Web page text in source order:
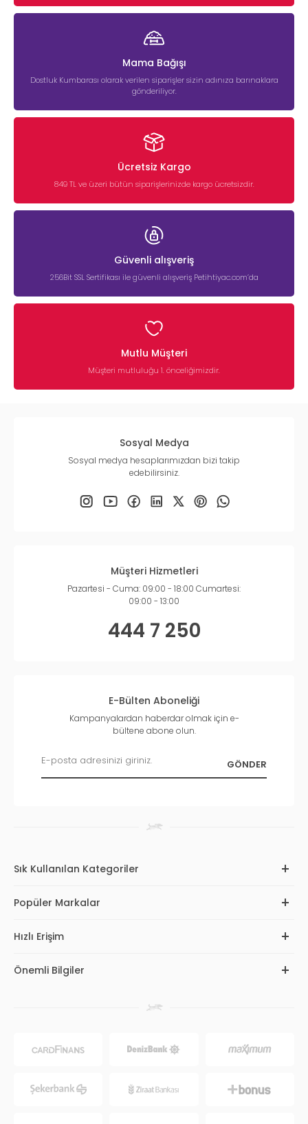
Mama Bağışı
Dostluk Kumbarası olarak verilen siparişler sizin adınıza barınaklara
gönderiliyor.
Ücretsiz Kargo
849 TL ve üzeri bütün siparişlerinizde kargo ücretsizdir.
Güvenli alışveriş
256Bit SSL Sertifikası ile güvenli alışveriş Petihtiyac.com’da
Mutlu Müşteri
Müşteri mutluluğu 1. önceliğimizdir.
Sosyal Medya
Sosyal medya hesaplarımızdan bizi takip
edebilirsiniz.
Müşteri Hizmetleri
Pazartesi - Cuma: 09:00 - 18:00 Cumartesi:
09:00 - 13:00
444 7 250
E-Bülten Aboneliği
Kampanyalardan haberdar olmak için e-
bültene abone olun.
Sık Kullanılan Kategoriler
Popüler Markalar
Hızlı Erişim
Önemli Bilgiler